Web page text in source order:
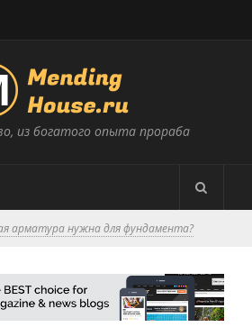
из богатого опыта прораба
арматура нужна для фундамента?